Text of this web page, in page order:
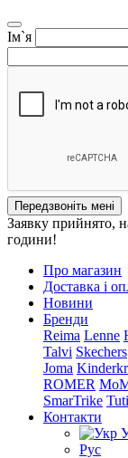
Ім`я
Передзвоніть мені
Заявку прийнято,
години!
Про магазин
Доставка і
Новини
Бренди
Reima Lenne
Talvi Skechers
Joma
ROMER
SmarTrike
Контакти
Рус